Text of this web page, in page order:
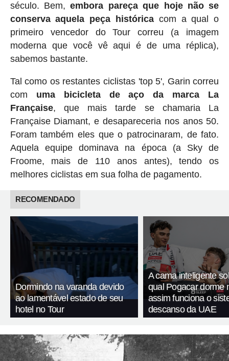
século. Bem,embora pareça que hoje não se
conserva aquela peça histórica com a qual o
primeiro vencedor do Tour correu (a imagem
moderna que você vê aqui é de uma réplica),
sabemos bastante.
Tal como os restantes ciclistas 'top 5', Garin correu
com uma bicicleta de aço da marca La
Française, que mais tarde se chamaria La
Française Diamant, e desapareceria nos anos 50.
Foram também eles que o patrocinaram, de fato.
Aquela equipe dominava na época (a Sky de
Froome, mais de 110 anos antes), tendo os
melhores ciclistas em sua folha de pagamento.
RECOMENDADO
Dormindo na varanda devido
ao lamentável estado de seu
hotel no Tour
A cama inteligente
qual Pogacar dorme
assim funciona o
descanso da UAE